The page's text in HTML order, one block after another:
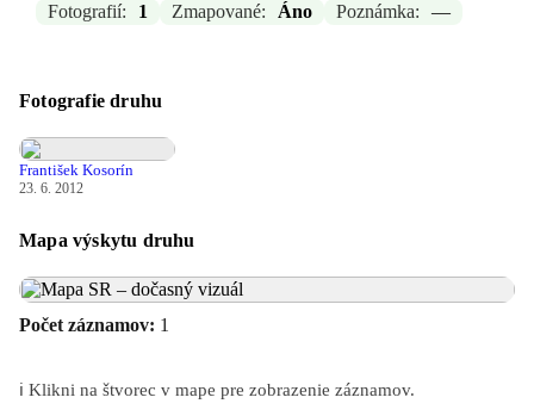
Fotografií: 1 Zmapované: Áno Poznámka: —
Fotografie druhu
František Kosorín
23. 6. 2012
Mapa výskytu druhu
Počet záznamov: 1
ℹ️ Klikni na štvorec v mape pre zobrazenie záznamov.